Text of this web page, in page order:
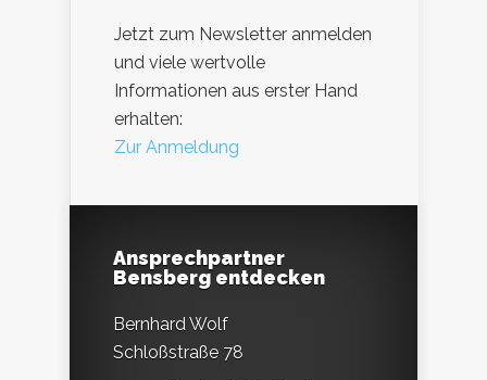
Jetzt zum Newsletter anmelden
und viele wertvolle
Informationen aus erster Hand
erhalten:
Zur Anmeldung
Ansprechpartner
Bensberg entdecken
Bernhard Wolf
Schloßstraße 78